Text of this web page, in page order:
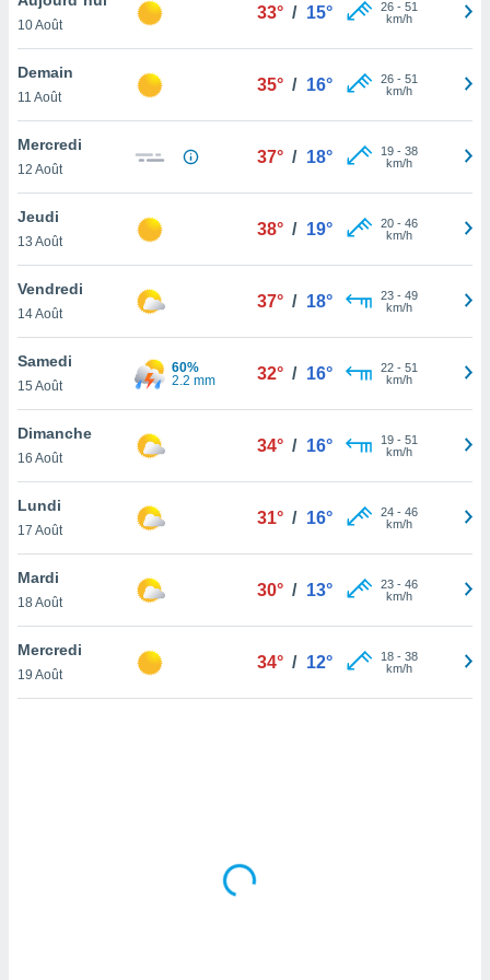
et
»,
au
vous
qu'ils
ou
le
ainsi
un
la
du
en
de
10 Août
33° / 15° 26- 51
km/h
Demain
11 Août
35° / 16° 26- 51
km/h
Mercredi
12 Août
37° / 18° 19- 38
km/h
Jeudi
13 Août
38° / 19° 20- 46
km/h
Vendredi
14 Août
37° / 18° 23- 49
km/h
Samedi
15 Août
60%
2.2 mm
32° / 16° 22- 51
km/h
Dimanche
16 Août
34° / 16° 19- 51
km/h
Lundi
17 Août
31° / 16° 24- 46
km/h
Mardi
18 Août
30° / 13° 23- 46
km/h
Mercredi
19 Août
34° / 12° 18- 38
km/h